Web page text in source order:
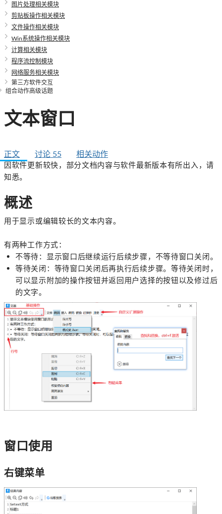
图片处理相关模块
剪贴板操作相关模块
文件操作相关模块
Win系统操作相关模块
计算相关模块
程序流控制模块
网络服务相关模块
第三方软件交互
组合动作高级话题
文本窗口
正文 讨论 55 相关动作
因软件更新较快，部分文档内容与软件最新版本有所出入，请
知悉。
概述
用于显示或编辑较长的文本内容。
有两种工作方式：
不等待：显示窗口后继续运行后续步骤，不等待窗口关闭。
等待关闭：等待窗口关闭后再执行后续步骤。等待关闭时，
可以显示附加的操作按钮并返回用户选择的按钮以及修过后
的文字。
窗口使用
右键菜单